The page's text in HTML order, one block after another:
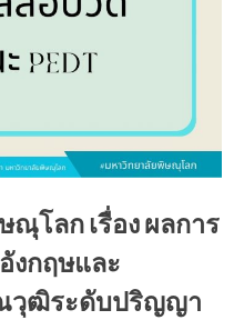
โลก เรื่อง ผลการ
งกฤษและ
วุฒิระดับปริญญา